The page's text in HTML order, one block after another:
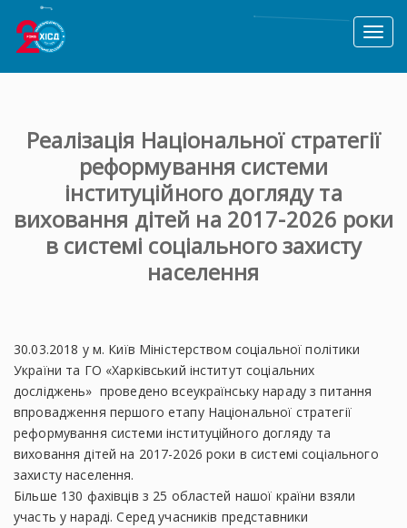
Toggle
Реалізація Національної стратегії
реформування системи
інституційного догляду та
виховання дітей на 2017-2026 роки
в системі соціального захисту
населення
30.03.2018 у м. Київ Міністерством соціальної політики
України та ГО «Харківський інститут соціальних
досліджень» проведено всеукраїнську нараду з питання
впровадження першого етапу Національної стратегії
реформування системи інституційного догляду та
виховання дітей на 2017-2026 роки в системі соціального
захисту населення.
Більше 130 фахівців з 25 областей нашої країни взяли
участь у нараді. Серед учасників представники